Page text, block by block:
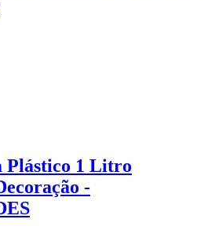
Plástico 1 Litro
-